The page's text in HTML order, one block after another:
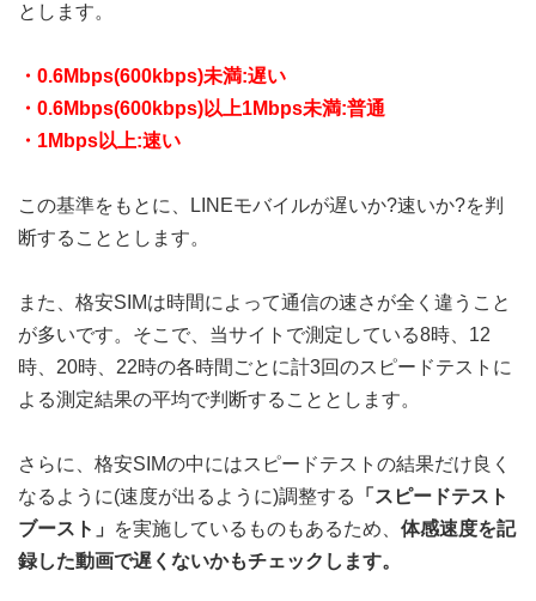
とします。
・0.6Mbps(600kbps)未満:遅い
・0.6Mbps(600kbps)以上1Mbps未満:普通
・1Mbps以上:速い
この基準をもとに、LINEモバイルが遅いか?速いか?を判
断することとします。
また、格安SIMは時間によって通信の速さが全く違うこと
が多いです。そこで、当サイトで測定している8時、12
時、20時、22時の各時間ごとに計3回のスピードテストに
よる測定結果の平均で判断することとします。
さらに、格安SIMの中にはスピードテストの結果だけ良く
なるように(速度が出るように)調整する
「スピードテスト
ブースト」
を実施しているものもあるため、 体感速度を記
録した動画で遅くないかもチェックします。